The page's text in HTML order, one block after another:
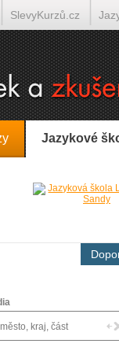
Jazykové
SlevyKurzů.cz
Tlumočení-